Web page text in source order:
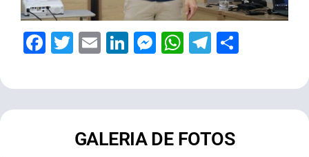
Facebook
Twitter
EmailLinkedIn
Messenger
WhatsApp
Telegram
GALERIA DE FOTOS